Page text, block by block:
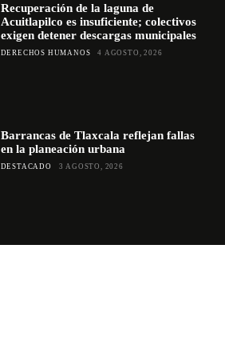
Recuperación de la laguna de
Acuitlapilco es insuficiente; colectivos
exigen detener descargas municipales
DERECHOS HUMANOS 4 AGOSTO, 2026
Barrancas de Tlaxcala reflejan fallas
en la planeación urbana
DESTACADO 3 AGOSTO, 2026